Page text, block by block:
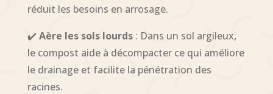
réduit les besoins en arrosage.
✔️ Aère les sols lourds: Dans un sol argileux,
le compost aide à décompacter ce qui améliore
le drainage et facilite la pénétration des
racines.